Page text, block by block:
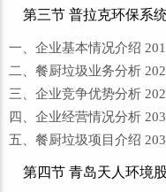
第三节 普拉克环保系
一、企业基本情况介绍 201
二、餐厨垃圾业务分析 202
三、企业竞争优势分析 202
四、企业经营情况分析 203
五、餐厨垃圾项目介绍 203
第四节 青岛天人环境